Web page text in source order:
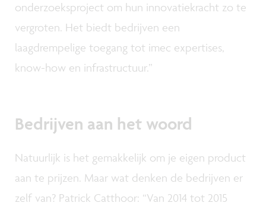
onderzoeksproject om hun innovatiekracht zo te
vergroten. Het biedt bedrijven een
laagdrempelige toegang tot imec expertises,
know-how en infrastructuur.”
Bedrijven aan het woord
Natuurlijk is het gemakkelijk om je eigen product
aan te prijzen. Maar wat denken de bedrijven er
zelf van? Patrick Catthoor: “Van 2014 tot 2015